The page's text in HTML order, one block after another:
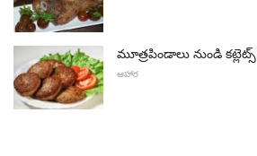
మూత్రపిండాలు నుండి కట్లెట్స్
ఆహార